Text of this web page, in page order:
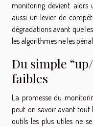
monitoring devient alors
aussi un levier de
dégradations avant que
les algorithmes ne les
Du simple
faibles
La promesse du
peut-on savoir avant tout
outils les plus utiles ne